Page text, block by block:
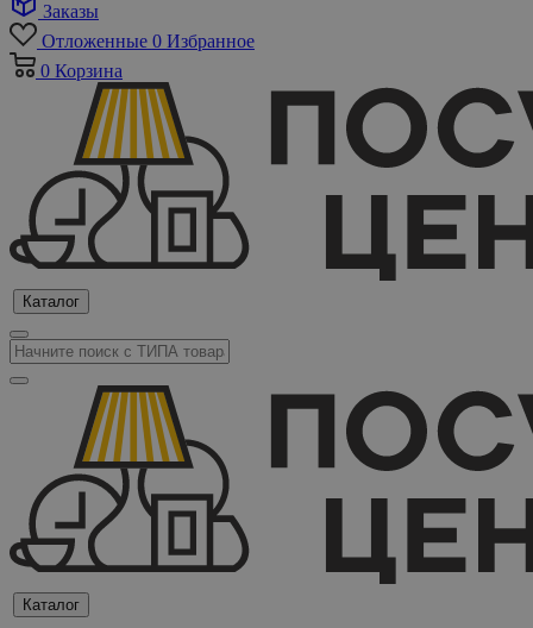
Заказы
Отложенные 0 Избранное
0 Корзина
Каталог
Каталог